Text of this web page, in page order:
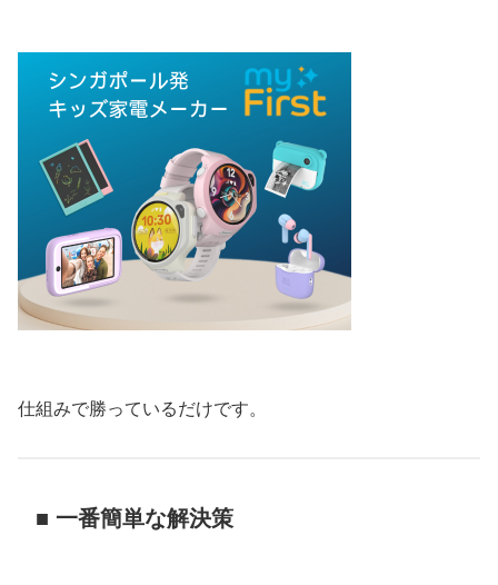
仕組みで勝っているだけです。
■ 一番簡単な解決策